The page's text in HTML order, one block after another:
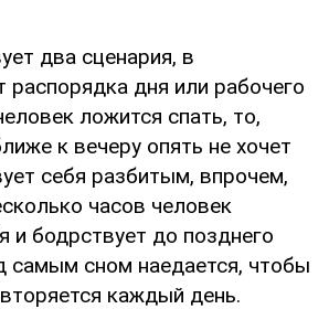
два сценария, в
распорядка дня или рабочего
ложится спать, то,
к вечеру опять не хочет
себя разбитым, впрочем,
часов человек
и бодрствует до позднего
самым сном наедается, чтобы
каждый день.